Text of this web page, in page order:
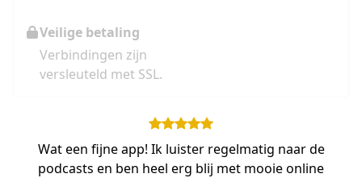
Veilige betaling
Verbindingen zijn
versleuteld met SSL.
Wat een fijne app! Ik luister regelmatig naar de
podcasts en ben heel erg blij met mooie online